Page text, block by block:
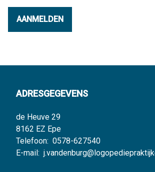
AANMELDEN
ADRESGEGEVENS
de Heuve 29
8162 EZ Epe
Telefoon: 0578-627540
E-mail: